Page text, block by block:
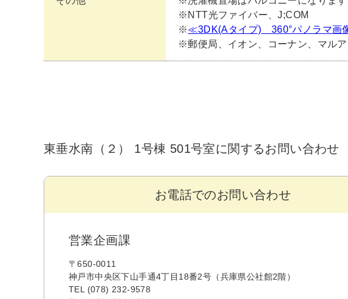
※NTT光ファイバー、J;COM
※≪3DK(Aタイプ) 360°パノラマ画
※郵便局、イオン、コーナン、マル
東垂水南（２） 1号棟 501号室に関するお問い合わせ
お電話でのお問い合わせ
営業企画課
〒650-0011
神戸市中央区下山手通4丁目18番2号（兵庫県公社館2階）
TEL (078) 232-9578